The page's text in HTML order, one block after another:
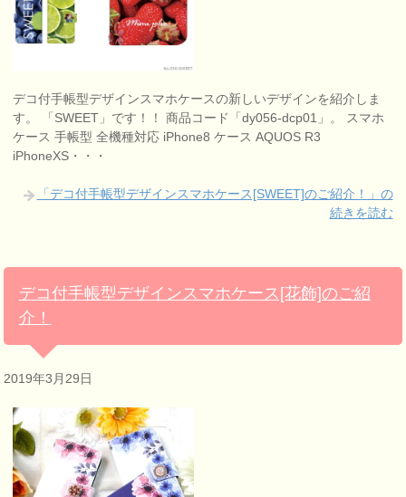
デコ付手帳型デザインスマホケースの新しいデザインを紹介しま
す。 「SWEET」です！！ 商品コード「dy056-dcp01」。 スマホ
ケース 手帳型 全機種対応 iPhone8 ケース AQUOS R3
iPhoneXS・・・
「デコ付手帳型デザインスマホケース[SWEET]のご紹介！」の
続きを読む
デコ付手帳型デザインスマホケース[花飾]のご紹
介！
2019年3月29日